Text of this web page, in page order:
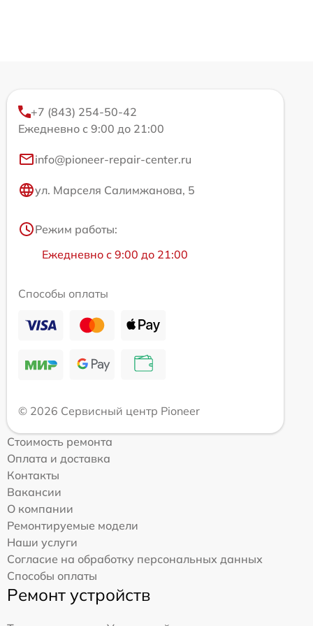
+7 (843) 254-50-42
Ежедневно с 9:00 до 21:00
info@pioneer-repair-center.ru
ул. Марселя Салимжанова, 5
Режим работы:
Ежедневно с 9:00 до 21:00
Способы оплаты
© 2026 Сервисный центр Pioneer
Стоимость ремонта
Оплата и доставка
Контакты
Вакансии
О компании
Ремонтируемые модели
Наши услуги
Согласие на обработку персональных данных
Способы оплаты
Ремонт устройств